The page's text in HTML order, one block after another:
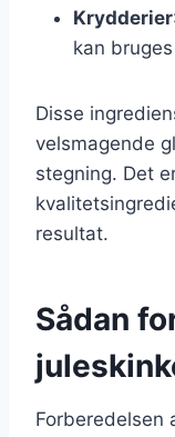
Krydderier
kan
Disse
velsmagende
stegning. Det
resultat.
Sådan
Forberedelsen